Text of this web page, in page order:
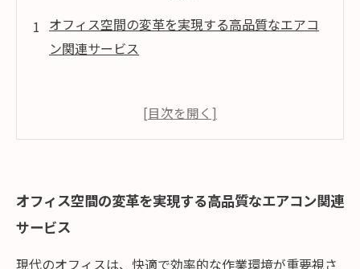
オフィス空間の変革を実現する高品質なエアコ
ン関連サービス
オフィス空間の変革を実現する高品質なエアコン関連
サービス
現代のオフィスは、快適で効率的な作業環境が重要視さ